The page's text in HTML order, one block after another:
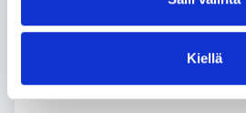
Kiellä
6-12 h
Vastuullinen